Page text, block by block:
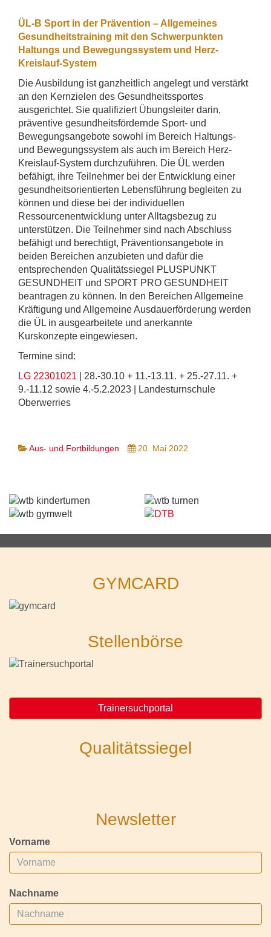
ÜL-B Sport in der Prävention – Allgemeines
Gesundheitstraining mit den Schwerpunkten
Haltungs und Bewegungssystem und Herz-
Kreislauf-System
Die Ausbildung ist ganzheitlich angelegt und verstärkt
an den Kernzielen des Gesundheitssportes
ausgerichtet. Sie qualifiziert Übungsleiter darin,
präventive gesundheitsfördernde Sport- und
Bewegungsangebote sowohl im Bereich Haltungs-
und Bewegungssystem als auch im Bereich Herz-
Kreislauf-System durchzuführen. Die ÜL werden
befähigt, ihre Teilnehmer bei der Entwicklung einer
gesundheitsorientierten Lebensführung begleiten zu
können und diese bei der individuellen
Ressourcenentwicklung unter Alltagsbezug zu
unterstützen. Die Teilnehmer sind nach Abschluss
befähigt und berechtigt, Präventionsangebote in
beiden Bereichen anzubieten und dafür die
entsprechenden Qualitätssiegel PLUSPUNKT
GESUNDHEIT und SPORT PRO GESUNDHEIT
beantragen zu können. In den Bereichen Allgemeine
Kräftigung und Allgemeine Ausdauerförderung werden
die ÜL in ausgearbeitete und anerkannte
Kurskonzepte eingewiesen.
Termine sind:
LG 22301021 | 28.-30.10 + 11.-13.11. + 25.-27.11. +
9.-11.12 sowie 4.-5.2.2023 | Landesturnschule
Oberwerries
Aus- und Fortbildungen 20. Mai 2022
GYMCARD
Stellenbörse
Trainersuchportal
Qualitätssiegel
Newsletter
Vorname
Nachname